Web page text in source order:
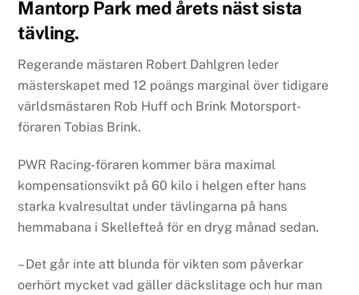
Mantorp Park med årets näst sista
tävling.
Regerande mästaren Robert Dahlgren leder
mästerskapet med 12 poängs marginal över tidigare
världsmästaren Rob Huff och Brink Motorsport-
föraren Tobias Brink.
PWR Racing-föraren kommer bära maximal
kompensationsvikt på 60 kilo i helgen efter hans
starka kvalresultat under tävlingarna på hans
hemmabana i Skellefteå för en dryg månad sedan.
– Det går inte att blunda för vikten som påverkar
oerhört mycket vad gäller däckslitage och hur man